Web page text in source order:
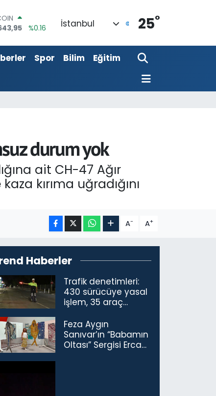
%0.02
İstanbul 25°
Spor Bilim
Eğitim
durum yok
ait CH-47 Ağır
kırıma uğradığını
A- A+
Haberler
Trafik denetimleri:
430 sürücüye yasal
işlem, 35 araç
Feza Aygın
Sanıvar’ın “Babamın
Oltası” Sergisi Ercan